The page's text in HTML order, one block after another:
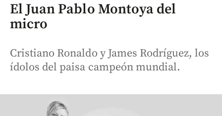
El Juan Pablo Montoya del
micro
Cristiano Ronaldo y James Rodríguez, los
ídolos del paisa campeón mundial.